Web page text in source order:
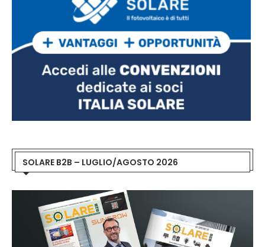
SOLARE B2B – LUGLIO/AGOSTO 2026